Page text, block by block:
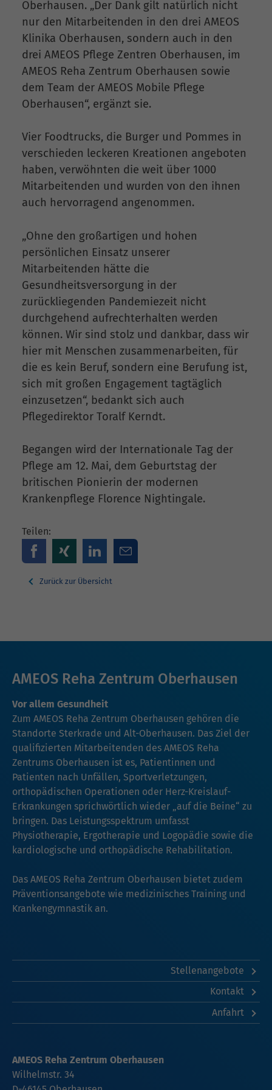
Oberhausen. „Der Dank gilt natürlich nicht
nur den Mitarbeitenden in den drei AMEOS
Klinika Oberhausen, sondern auch in den
drei AMEOS Pflege Zentren Oberhausen, im
AMEOS Reha Zentrum Oberhausen sowie
dem Team der AMEOS Mobile Pflege
Oberhausen“, ergänzt sie.
Vier Foodtrucks, die Burger und Pommes in
verschieden leckeren Kreationen angeboten
haben, verwöhnten die weit über 1000
Mitarbeitenden und wurden von den ihnen
auch hervorragend angenommen.
„Ohne den großartigen und hohen
persönlichen Einsatz unserer
Mitarbeitenden hätte die
Gesundheitsversorgung in der
zurückliegenden Pandemiezeit nicht
durchgehend aufrechterhalten werden
können. Wir sind stolz und dankbar, dass wir
hier mit Menschen zusammenarbeiten, für
die es kein Beruf, sondern eine Berufung ist,
sich mit großen Engagement tagtäglich
einzusetzen“, bedankt sich auch
Pflegedirektor Toralf Kerndt.
Begangen wird der Internationale Tag der
Pflege am 12. Mai, dem Geburtstag der
britischen Pionierin der modernen
Krankenpflege Florence Nightingale.
Teilen:
Zurück zur Übersicht
AMEOS Reha Zentrum Oberhausen
Vor allem Gesundheit
Zum AMEOS Reha Zentrum Oberhausen gehören die
Standorte Sterkrade und Alt-Oberhausen. Das Ziel der
qualifizierten Mitarbeitenden des AMEOS Reha
Zentrums Oberhausen ist es, Patientinnen und
Patienten nach Unfällen, Sportverletzungen,
orthopädischen Operationen oder Herz-Kreislauf-
Erkrankungen sprichwörtlich wieder „auf die Beine“ zu
bringen. Das Leistungsspektrum umfasst
Physiotherapie, Ergotherapie und Logopädie sowie die
kardiologische und orthopädische Rehabilitation.
Das AMEOS Reha Zentrum Oberhausen bietet zudem
Präventionsangebote wie medizinisches Training und
Krankengymnastik an.
Stellenangebote
Kontakt
Anfahrt
AMEOS Reha Zentrum Oberhausen
Wilhelmstr. 34